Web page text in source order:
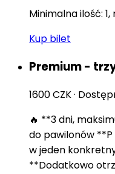
Minimalna ilość:
Kup bilet
Premium -
1600 CZK·
🔥 **3 dni,
do pawilonów
w jeden
**Dodatkowo